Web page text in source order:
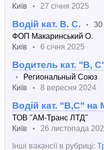
Київ
• 27 січня 2025
Водій кат. В. С. • 30
ФОП Макаринський О.
Київ
• 6 січня 2025
Водитель кат. "В,
•
Региональный Союз
Київ
• 8 вересня 2024
Водій кат. "В,С" на
ТОВ "АМ-Транс ЛТД"
Київ
•
26 листопада
Інші вакансії в рубриці: